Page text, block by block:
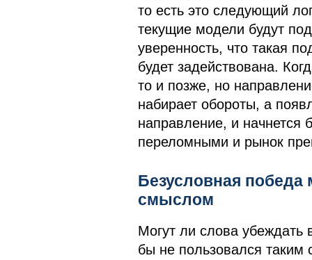
то есть это следующий
текущие модели будут
уверенность, что такая
будет задействована.
то и позже, но
набирает обороты, а
направление, и начнется
переломными и рынок
Безусловная победа
смыслом
Могут ли слова убеждать
бы не пользовался таким